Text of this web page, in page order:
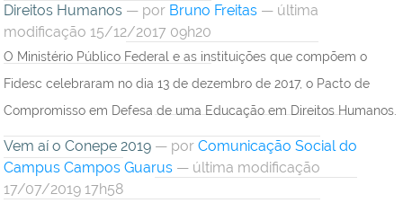
Direitos Humanos — por Bruno Freitas — última
modificação 15/12/2017 09h20
O Ministério Público Federal e as instituições que compõem o
Fidesc celebraram no dia 13 de dezembro de 2017, o Pacto de
Compromisso em Defesa de uma Educação em Direitos Humanos.
Vem aí o Conepe 2019 — por Comunicação Social do
Campus Campos Guarus — última modificação
17/07/2019 17h58